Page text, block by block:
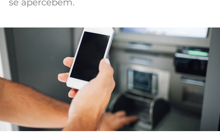
Mundial 2026